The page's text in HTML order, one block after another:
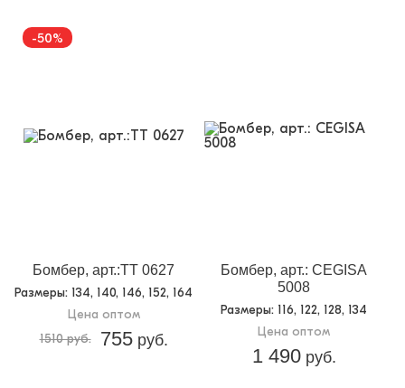
-50%
Бомбер, арт.:TT 0627
Размеры: 134, 140, 146, 152, 164
Цена оптом
1510 руб.
755руб.
Бомбер, арт.: CEGISA
5008
Размеры: 116, 122, 128, 134
Цена оптом
1 490руб.